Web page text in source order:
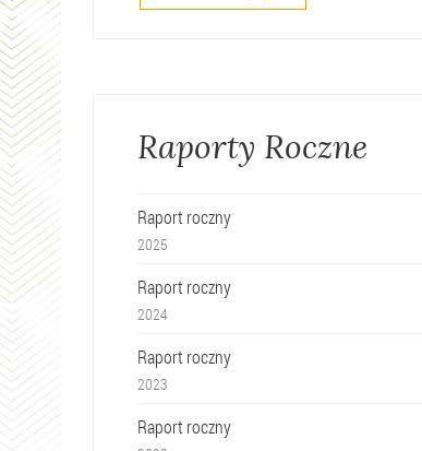
Raporty Roczne
Raport roczny
2025
Raport roczny
2024
Raport roczny
2023
Raport roczny